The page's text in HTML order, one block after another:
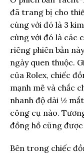
đã trang bị cho
cùng với đó là 3
cùng với đó là các
riêng phiên bản
ngày quen thuộc.
của Rolex, chiếc
mạnh mẽ và chắc
nhanh độ dài ½
công cụ nào.
đồng hồ cũng
Bên trong chiếc